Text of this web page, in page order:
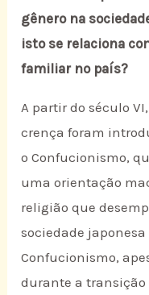
gênero na
isto se relaciona
familiar no país?
A partir do século
crença foram
o Confucionismo,
uma orientação
religião que
sociedade
Confucionismo,
durante a transição